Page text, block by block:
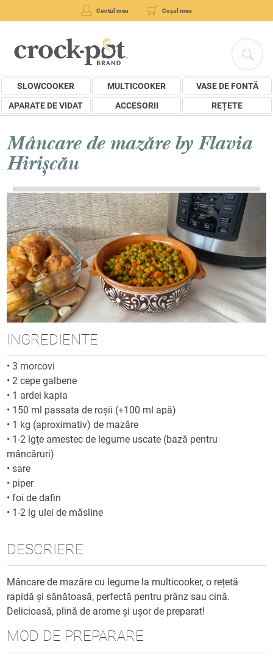
Contul meu Coșul meu
SLOWCOOKER MULTICOOKER
VASE DE FONTĂ
APARATE DE VIDAT
ACCESORII REȚETE
Mâncare de mazăre by Flavia
Hirișcău
INGREDIENTE
•3 morcovi
• 2 cepe galbene
• 1 ardei kapia
• 150 ml passata de roșii (+100 ml apă)
• 1 kg (aproximativ) de mazăre
• 1-2 lgțe amestec de legume uscate (bază pentru
mâncăruri)
•sare
• piper
•foi de dafin
• 1-2 lg ulei de măsline
DESCRIERE
Mâncare de mazăre cu legume la multicooker, o rețetă
rapidă și sănătoasă, perfectă pentru prânz sau cină.
Delicioasă, plină de arome și ușor de preparat!
MOD DE PREPARARE